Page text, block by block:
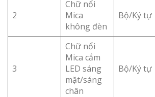
2
Chữ nổi
Mica
không đèn
Bộ/Ký tự
3
Chữ nổi
Mica cắm
LED sáng
mặt/sáng
chân
Bộ/Ký tự